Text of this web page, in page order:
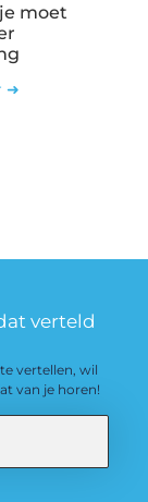
moet
➜
verteld
vertellen, wil
van je horen!